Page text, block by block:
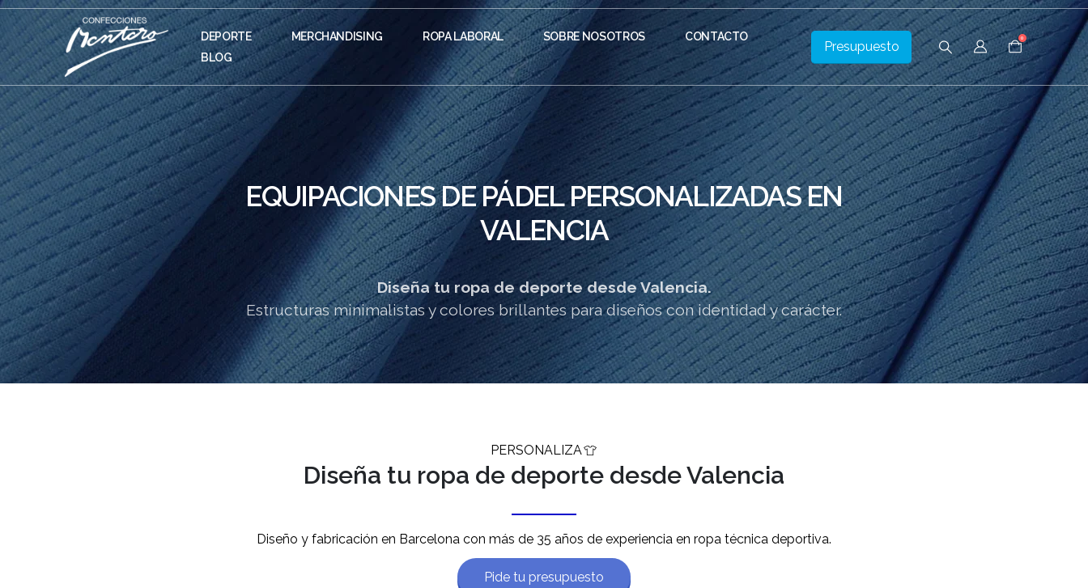
DEPORTE MERCHANDISING ROPA LABORAL SOBRE NOSOTROS
CONTACTO
BLOG
Presupuesto
0
EQUIPACIONES DE PÁDEL PERSONALIZADAS EN
VALENCIA
Diseña tu ropa de deporte desde Valencia.
Estructuras minimalistas y colores brillantes para diseños con identidad y carácter.
PERSONALIZA
Diseña tu ropa de deporte desde Valencia
Diseño y fabricación en Barcelona con más de 35 años de experiencia en ropa técnica deportiva.
Pide tu presupuesto